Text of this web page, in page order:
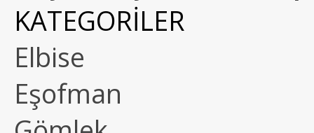
KATEGORİLER
Elbise
Eşofman